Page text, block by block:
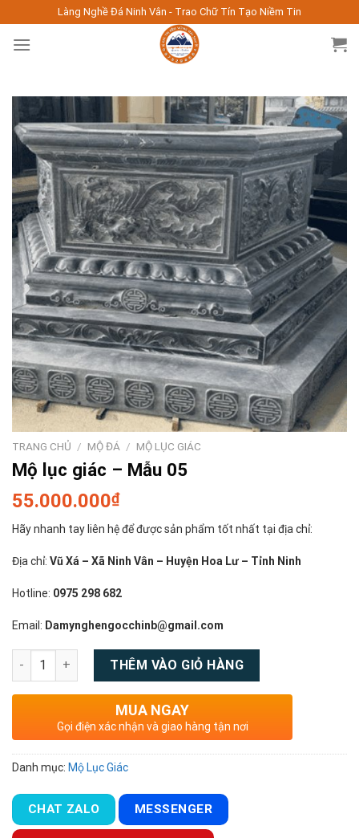
to
content
Làng Nghề Đá Ninh Vân - Trao Chữ Tín Tạo Niềm Tin
TRANG CHỦ / MỘ ĐÁ / MỘ LỤC GIÁC
Mộ lục giác – Mẫu 05
55.000.000₫
Hãy nhanh tay liên hệ để được sản phẩm tốt nhất tại địa chỉ:
Địa chỉ: Vũ Xá – Xã Ninh Vân – Huyện Hoa Lư – Tỉnh Ninh
Hotline: 0975 298 682
Email: Damynghengocchinb@gmail.com
Số lượng THÊM VÀO GIỎ HÀNG
MUA NGAY
Gọi điện xác nhận và giao hàng tận nơi
Danh mục: Mộ Lục Giác
CHAT ZALO MESSENGER